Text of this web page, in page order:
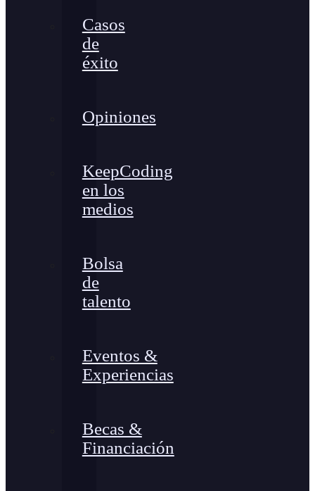
Casos
de
éxito
Opiniones
KeepCoding
en los
medios
Bolsa
de
talento
Eventos &
Experiencias
Becas &
Financiación